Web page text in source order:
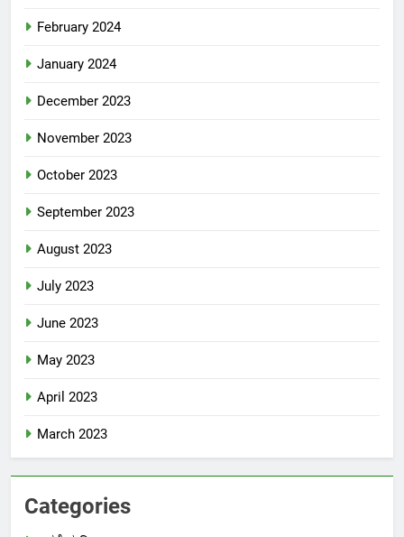
February 2024
January 2024
December 2023
November 2023
October 2023
September 2023
August 2023
July 2023
June 2023
May 2023
April 2023
March 2023
Categories